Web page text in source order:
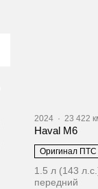
2024 · 23 422
Haval M6
Оригинал ПТС
1.5 л (143
передний